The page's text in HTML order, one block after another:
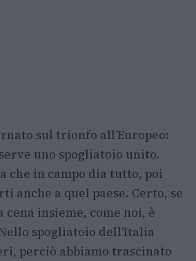
sul trionfo all’Europeo:
uno spogliatoio unito.
che in campo dia tutto, poi
anche a quel paese. Certo, se
cena insieme, come noi, è
spogliatoio dell’Italia
perciò abbiamo trascinato